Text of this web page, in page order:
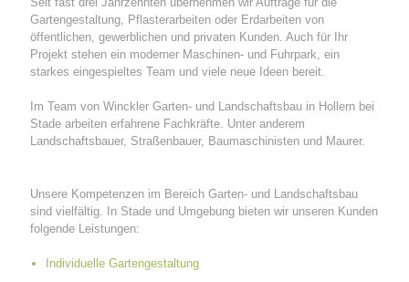
Gartengestaltung, Pflasterarbeiten oder Erdarbeiten von
öffentlichen, gewerblichen und privaten Kunden. Auch für Ihr
Projekt stehen ein moderner Maschinen- und Fuhrpark, ein
starkes eingespieltes Team und viele neue Ideen bereit.
Im Team von Winckler Garten- und Landschaftsbau in Hollern bei
Stade arbeiten erfahrene Fachkräfte. Unter anderem
Landschaftsbauer, Straßenbauer, Baumaschinisten und Maurer.
Unsere Kompetenzen im Bereich Garten- und Landschaftsbau
sind vielfältig. In Stade und Umgebung bieten wir unseren Kunden
folgende Leistungen:
Individuelle Gartengestaltung